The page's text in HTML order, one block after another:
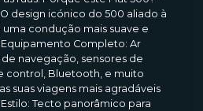
design icónico do 500 aliado à
condução mais suave e
Completo: Ar
navegação, sensores de
control, Bluetooth, e muito
suas viagens mais agradáveis
Tecto panorâmico para